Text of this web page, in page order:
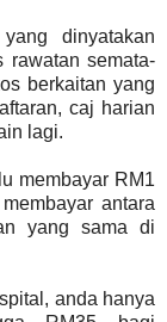
dinyatakan
rawatan semata-
berkaitan yang
caj harian
lagi.
membayar RM1
antara
yang sama di
anda hanya